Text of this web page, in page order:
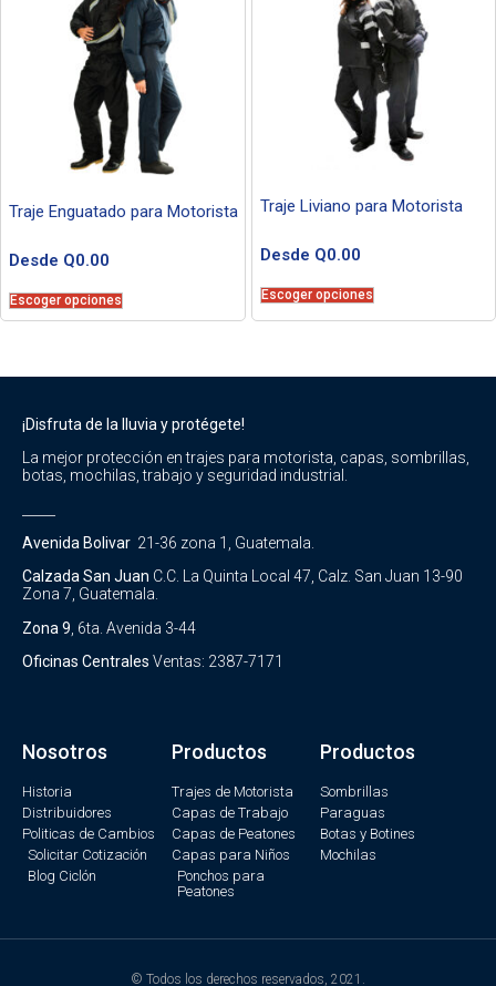
Traje Enguatado para Motorista
Desde Q0.00
Escoger opciones
Traje Liviano para Motorista
Desde Q0.00
Escoger opciones
¡Disfruta de la lluvia y protégete!
La mejor protección en trajes para motorista, capas, sombrillas,
botas, mochilas, trabajo y seguridad industrial.
Avenida Bolivar 21-36 zona 1, Guatemala.
Calzada San Juan C.C. La Quinta Local 47, Calz. San Juan 13-90
Zona 7, Guatemala.
Zona 9 , 6ta. Avenida 3-44
Oficinas Centrales Ventas: 2387-7171
Nosotros
Historia
Distribuidores
Politicas de Cambios
Solicitar Cotización
Blog Ciclón
Productos
Trajes de Motorista
Capas de Trabajo
Capas de Peatones
Capas para Niños
Ponchos para
Peatones
Productos
Sombrillas
Paraguas
Botas y Botines
Mochilas
© Todos los derechos reservados, 2021.